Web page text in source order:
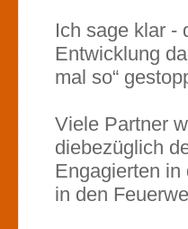
Ich sage klar -
Entwicklung
mal so“
Viele Partner
diebezüglich
Engagierten in
in den